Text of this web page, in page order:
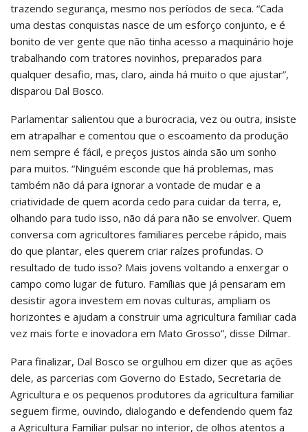
trazendo segurança, mesmo nos períodos de seca. “Cada
uma destas conquistas nasce de um esforço conjunto, e é
bonito de ver gente que não tinha acesso a maquinário hoje
trabalhando com tratores novinhos, preparados para
qualquer desafio, mas, claro, ainda há muito o que ajustar”,
disparou Dal Bosco.
Parlamentar salientou que a burocracia, vez ou outra, insiste
em atrapalhar e comentou que o escoamento da produção
nem sempre é fácil, e preços justos ainda são um sonho
para muitos. “Ninguém esconde que há problemas, mas
também não dá para ignorar a vontade de mudar e a
criatividade de quem acorda cedo para cuidar da terra, e,
olhando para tudo isso, não dá para não se envolver. Quem
conversa com agricultores familiares percebe rápido, mais
do que plantar, eles querem criar raízes profundas. O
resultado de tudo isso? Mais jovens voltando a enxergar o
campo como lugar de futuro. Famílias que já pensaram em
desistir agora investem em novas culturas, ampliam os
horizontes e ajudam a construir uma agricultura familiar cada
vez mais forte e inovadora em Mato Grosso”, disse Dilmar.
Para finalizar, Dal Bosco se orgulhou em dizer que as ações
dele, as parcerias com Governo do Estado, Secretaria de
Agricultura e os pequenos produtores da agricultura familiar
seguem firme, ouvindo, dialogando e defendendo quem faz
a Agricultura Familiar pulsar no interior, de olhos atentos a